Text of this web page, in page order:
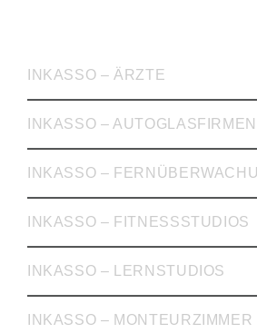
INKASSO – ÄRZTE
INKASSO – AUTOGLASFIRMEN
INKASSO –
INKASSO – FITNESSSTUDIOS
INKASSO – LERNSTUDIOS
INKASSO – MONTEURZIMMER